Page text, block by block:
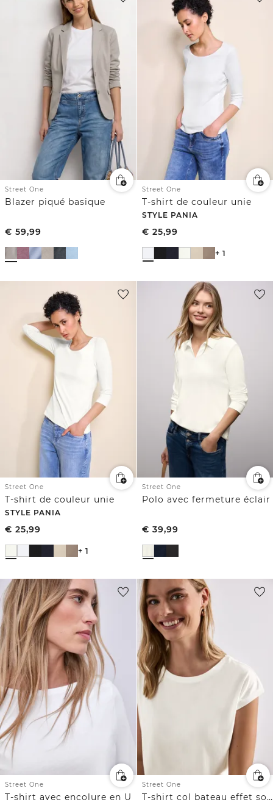
Street One
Blazer piqué basique
€ 59,99
Street One
T-shirt de couleur unie
STYLE PANIA
€ 25,99
+ 1
Street One
T-shirt de couleur unie
STYLE PANIA
€ 25,99
+ 1
Street One
Polo avec fermeture éclair
€ 39,99
Street One
T-shirt avec encolure en U
Street One
T-shirt col bateau effet soyeux